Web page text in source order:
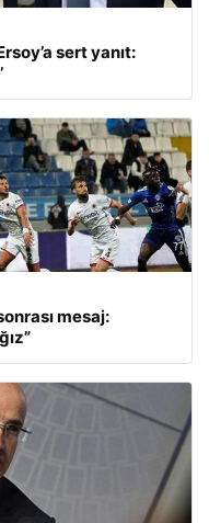
sert yanıt:
mesaj: